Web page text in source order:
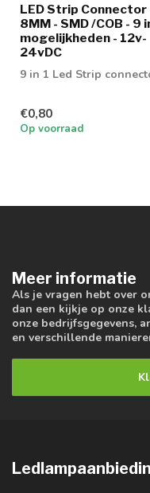
LED Strip Connector
8MM - SMD /COB - 9
mogelijkheden - 12v-
24vDC
9 in 1 Led Strip
€0,80
Op voorraad
Meer informatie
Als je vragen hebt over
dan een kijkje op onze
onze bedrijfsgegevens,
en verschillende